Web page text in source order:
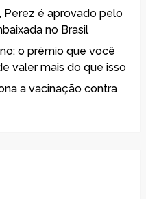
Perez é aprovado pelo
no Brasil
o prêmio que você
valer mais do que isso
a vacinação contra